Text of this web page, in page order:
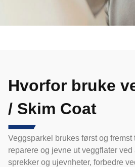
Hvorfor bruke
/ Skim Coat
Veggsparkel brukes først og fremst
reparere og jevne ut veggflater ved
sprekker og ujevnheter, forbedre